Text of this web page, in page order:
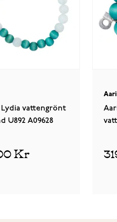
Lydia vattengrönt
U892 A09628
Kr